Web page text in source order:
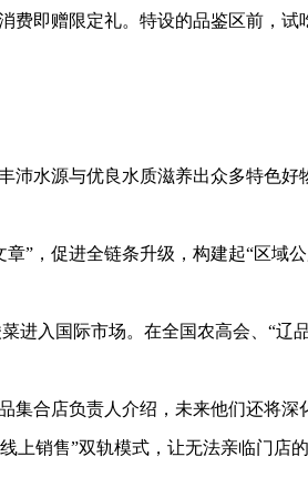
即赠限定礼。特设的品鉴区前，试
水源与优良水质滋养出众多特色好
”，促进全链条升级，构建起“区域
入国际市场。在全国农高会、“辽
合店负责人介绍，未来他们还将深
上销售”双轨模式，让无法亲临门店